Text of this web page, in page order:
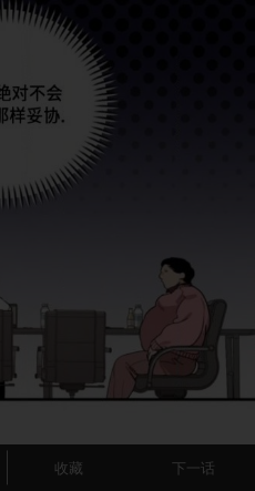
收藏 下一话